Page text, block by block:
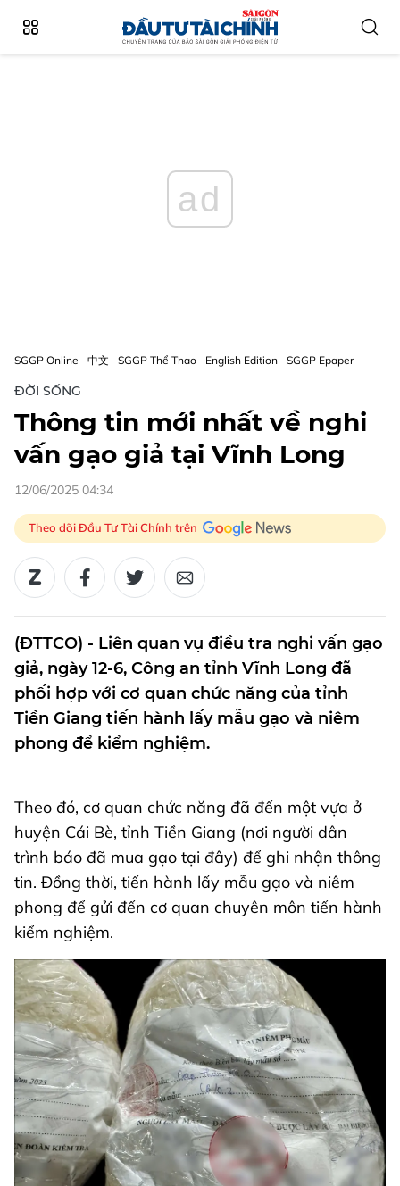
ad
SGGP Online 中文 SGGP Thể Thao English Edition SGGP Epaper
ĐỜI SỐNG
Thông tin mới nhất về nghi
vấn gạo giả tại Vĩnh Long
12/06/2025 04:34
Theo dõi Đầu Tư Tài Chính trên
(ĐTTCO) - Liên quan vụ điều tra nghi vấn gạo
giả, ngày 12-6, Công an tỉnh Vĩnh Long đã
phối hợp với cơ quan chức năng của tỉnh
Tiền Giang tiến hành lấy mẫu gạo và niêm
phong để kiểm nghiệm.
Theo đó, cơ quan chức năng đã đến một vựa ở
huyện Cái Bè, tỉnh Tiền Giang (nơi người dân
trình báo đã mua gạo tại đây) để ghi nhận thông
tin. Đồng thời, tiến hành lấy mẫu gạo và niêm
phong để gửi đến cơ quan chuyên môn tiến hành
kiểm nghiệm.